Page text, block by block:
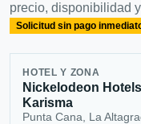
precio, disponibilidad
Solicitud sin pago
HOTEL Y ZONA
Nickelodeon
Karisma
Punta Cana, La